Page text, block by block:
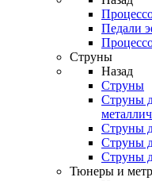
Педали
Струны
Назад
Струны
Струны
Струны
Струны
Струны
Тюнеры и